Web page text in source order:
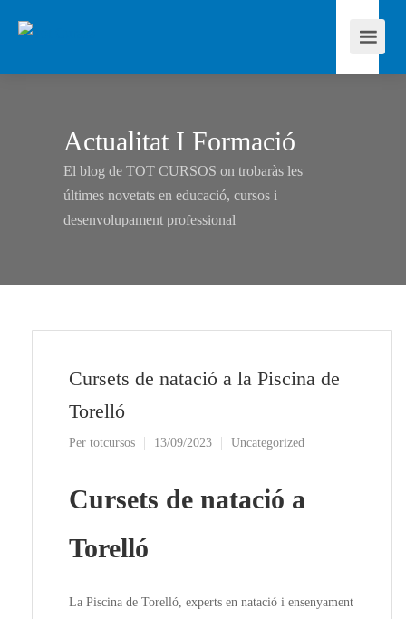
Actualitat I Formació
El blog de TOT CURSOS on trobaràs les
últimes novetats en educació, cursos i
desenvolupament professional
Cursets de natació a la Piscina de
Torelló
Per totcursos 13/09/2023 Uncategorized
Cursets de natació a
Torelló
La Piscina de Torelló, experts en natació i ensenyament